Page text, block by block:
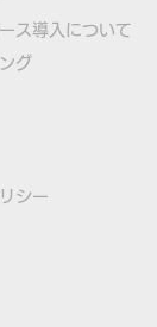
日
ス
ース導入について
グ
シー